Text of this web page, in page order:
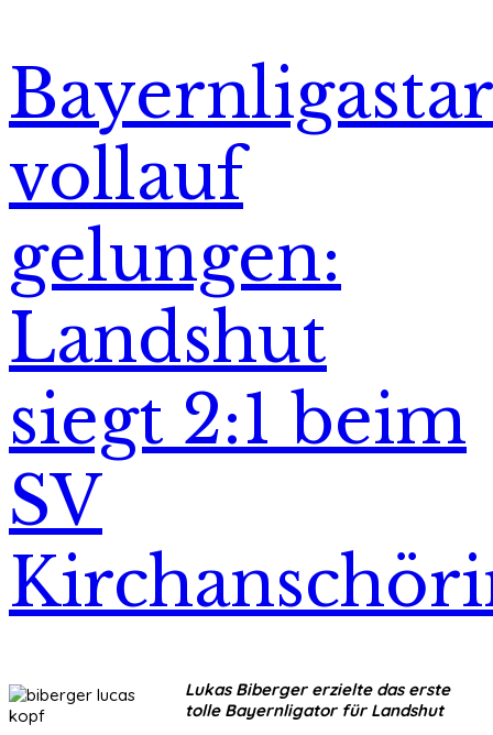
vollauf
gelungen:
Landshut
siegt 2:1 beim
SV
Lukas Biberger erzielte das erste
tolle Bayernligator für Landshut